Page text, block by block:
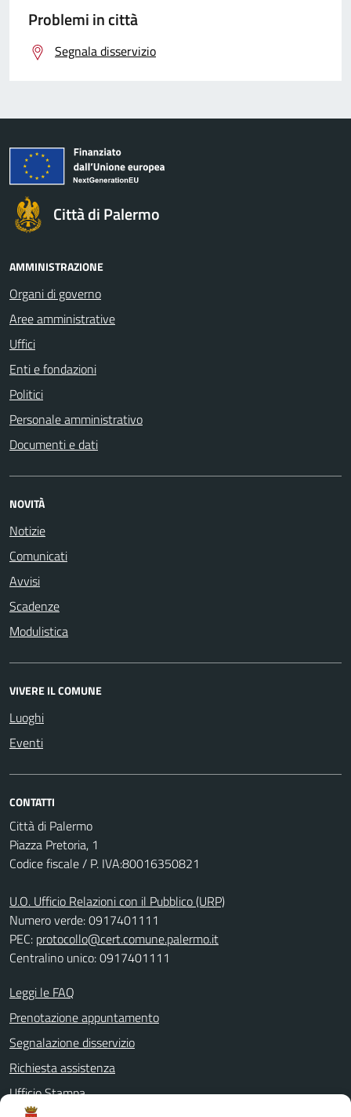
Problemi in città
Segnala disservizio
Città di Palermo
AMMINISTRAZIONE
Organi di governo
Aree amministrative
Uffici
Enti e fondazioni
Politici
Personale amministrativo
Documenti e dati
NOVITÀ
Notizie
Comunicati
Avvisi
Scadenze
Modulistica
VIVERE IL COMUNE
Luoghi
Eventi
CONTATTI
Città di Palermo
Piazza Pretoria, 1
Codice fiscale / P. IVA:80016350821
U.O. Ufficio Relazioni con il Pubblico (URP)
Numero verde: 0917401111
PEC: protocollo@cert.comune.palermo.it
Centralino unico: 0917401111
Leggi le FAQ
Prenotazione appuntamento
Segnalazione disservizio
Richiesta assistenza
Ufficio Stampa